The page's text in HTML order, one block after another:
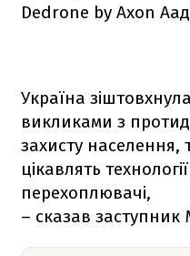
Dedrone by Axon
Україна
викликами з
захисту населення,
цікавлять
перехоплювачі,
– сказав заступник